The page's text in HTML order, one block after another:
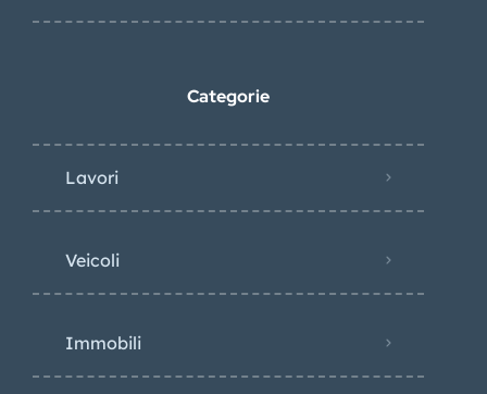
Categorie
Lavori
Veicoli
Immobili